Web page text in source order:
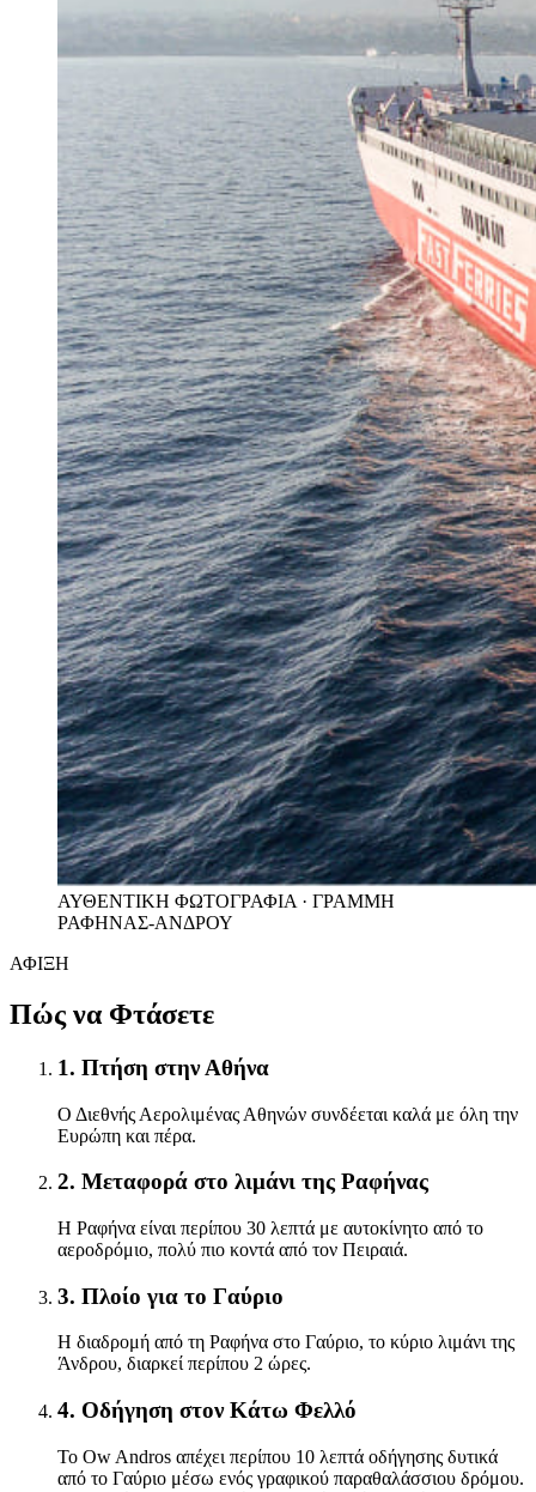
ΑΥΘΕΝΤΙΚΗ ΦΩΤΟΓΡΑΦΙΑ · ΓΡΑΜΜΗ
ΡΑΦΗΝΑΣ-ΑΝΔΡΟΥ
ΑΦΙΞΗ
Πώς να Φτάσετε
1. Πτήση στην Αθήνα
Ο Διεθνής Αερολιμένας Αθηνών συνδέεται καλά με όλη την
Ευρώπη και πέρα.
2. Μεταφορά στο λιμάνι της Ραφήνας
Η Ραφήνα είναι περίπου 30 λεπτά με αυτοκίνητο από το
αεροδρόμιο, πολύ πιο κοντά από τον Πειραιά.
3. Πλοίο για το Γαύριο
Η διαδρομή από τη Ραφήνα στο Γαύριο, το κύριο λιμάνι της
Άνδρου, διαρκεί περίπου 2 ώρες.
4. Οδήγηση στον Κάτω Φελλό
Το Ow Andros απέχει περίπου 10 λεπτά οδήγησης δυτικά
από το Γαύριο μέσω ενός γραφικού παραθαλάσσιου δρόμου.